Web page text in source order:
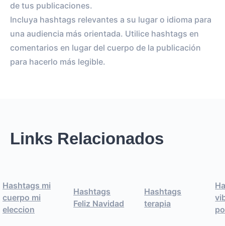
de tus publicaciones.
Incluya hashtags relevantes a su lugar o idioma para
una audiencia más orientada. Utilice hashtags en
comentarios en lugar del cuerpo de la publicación
para hacerlo más legible.
Links Relacionados
Hashtags mi
cuerpo mi
eleccion
Hashtags
Feliz Navidad
Hashtags
terapia